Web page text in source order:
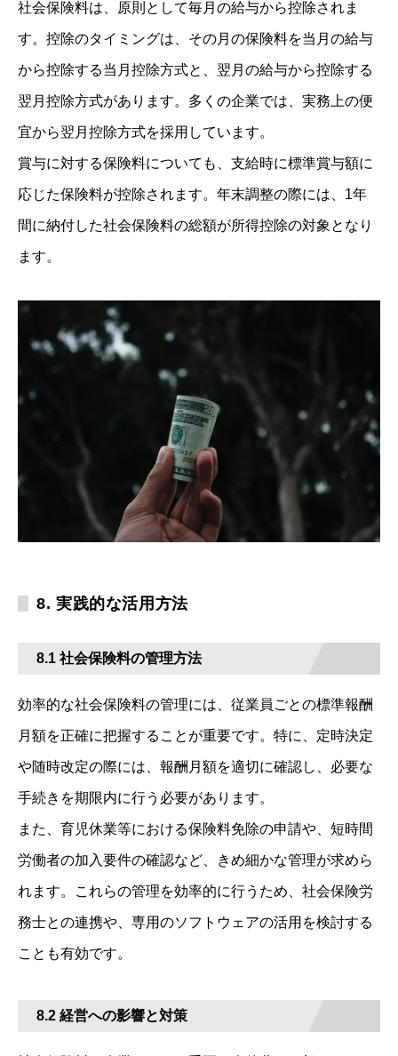
社会保険料は、原則として毎月の給与から控除されま
す。控除のタイミングは、その月の保険料を当月の給与
から控除する当月控除方式と、翌月の給与から控除する
翌月控除方式があります。多くの企業では、実務上の便
宜から翌月控除方式を採用しています。
賞与に対する保険料についても、支給時に標準賞与額に
応じた保険料が控除されます。年末調整の際には、1年
間に納付した社会保険料の総額が所得控除の対象となり
ます。
8. 実践的な活用方法
8.1 社会保険料の管理方法
効率的な社会保険料の管理には、従業員ごとの標準報酬
月額を正確に把握することが重要です。特に、定時決定
や随時改定の際には、報酬月額を適切に確認し、必要な
手続きを期限内に行う必要があります。
また、育児休業等における保険料免除の申請や、短時間
労働者の加入要件の確認など、きめ細かな管理が求めら
れます。これらの管理を効率的に行うため、社会保険労
務士との連携や、専用のソフトウェアの活用を検討する
ことも有効です。
8.2 経営への影響と対策